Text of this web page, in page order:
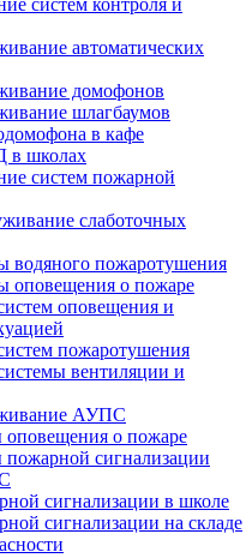
систем контроля и
автоматических
домофонов
шлагбаумов
в кафе
в школах
систем пожарной
слаботочных
водяного пожаротушения
оповещения о пожаре
оповещения и
пожаротушения
вентиляции и
АУПС
оповещения о пожаре
сигнализации
сигнализации в школе
сигнализации на складе